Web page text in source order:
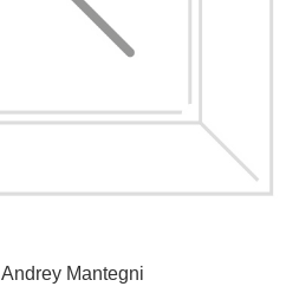
Mantegni